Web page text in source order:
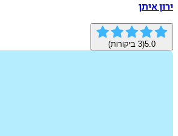
ירון איתן
5.0
(
3 ביקורות)